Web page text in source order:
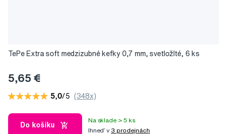
TePe Extra soft medzizubné kefky 0,7 mm, svetložlté, 6 ks
5,65 €
5,0/5 (348x)
Do košíku
Na sklade > 5 ks
Ihneď v 3 prodejnách